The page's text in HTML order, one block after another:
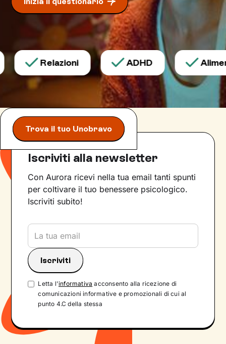
nuove .
Relazioni ADHD
Trova il tuo Unobravo
Iscriviti alla newsletter
Con Aurora ricevi nella tua email tanti spunti
per coltivare il tuo benessere psicologico.
Iscriviti subito!
Letta l'informativa acconsento alla ricezione di
comunicazioni informative e promozionali di cui al
punto 4.C della stessa